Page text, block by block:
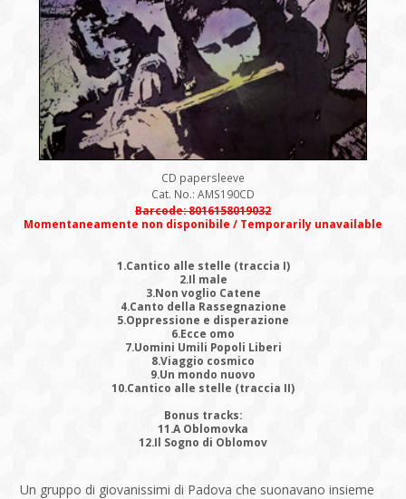
CD papersleeve
Cat. No.: AMS190CD
Barcode: 8016158019032
Momentaneamente non disponibile / Temporarily unavailable
1.Cantico alle stelle (traccia I)
2.Il male
3.Non voglio Catene
4.Canto della Rassegnazione
5.Oppressione e disperazione
6.Ecce omo
7.Uomini Umili Popoli Liberi
8.Viaggio cosmico
9.Un mondo nuovo
10.Cantico alle stelle (traccia II)
Bonus tracks:
11.A Oblomovka
12.Il Sogno di Oblomov
Un gruppo di giovanissimi di Padova che suonavano insieme